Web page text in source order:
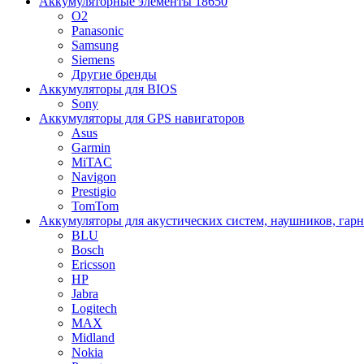
O2
Panasonic
Samsung
Siemens
Другие бренды
Аккумуляторы для BIOS
Sony
Аккумуляторы для GPS навигаторов
Asus
Garmin
MiTAC
Navigon
Prestigio
TomTom
Аккумуляторы для акустических систем, наушников,
BLU
Bosch
Ericsson
HP
Jabra
Logitech
MAX
Midland
Nokia